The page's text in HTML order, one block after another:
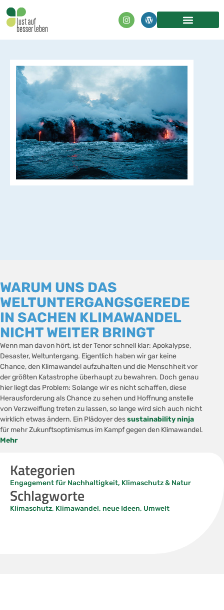
WARUM UNS DAS
WELTUNTERGANGSGEREDE
IN SACHEN KLIMAWANDEL
NICHT WEITER BRINGT
Wenn man davon hört, ist der Tenor schnell klar: Apokalypse,
Desaster, Weltuntergang. Eigentlich haben wir gar keine
Chance, den Klimawandel aufzuhalten und die Menschheit vor
der größten Katastrophe überhaupt zu bewahren. Doch genau
hier liegt das Problem: Solange wir es nicht schaffen, diese
Herausforderung als Chance zu sehen und Hoffnung anstelle
von Verzweiflung treten zu lassen, so lange wird sich auch nicht
wirklich etwas ändern. Ein Plädoyer dessustainability ninja
für mehr Zukunftsoptimismus im Kampf gegen den Klimawandel.
Mehr
Kategorien
Engagement für Nachhaltigkeit, Klimaschutz & Natur
Schlagworte
Klimaschutz, Klimawandel, neue Ideen, Umwelt